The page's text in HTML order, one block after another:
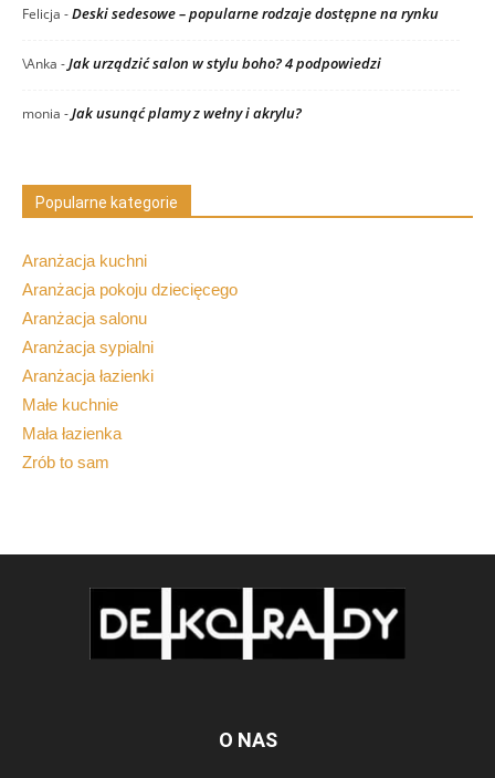
Felicja -Deski sedesowe – popularne rodzaje dostępne na rynku
\Anka -Jak urządzić salon w stylu boho? 4 podpowiedzi
monia -Jak usunąć plamy z wełny i akrylu?
Popularne kategorie
Aranżacja kuchni
Aranżacja pokoju dziecięcego
Aranżacja salonu
Aranżacja sypialni
Aranżacja łazienki
Małe kuchnie
Mała łazienka
Zrób to sam
O NAS